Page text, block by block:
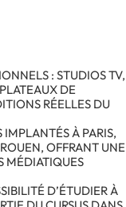
: STUDIOS TV,
DE
RÉELLES DU
À PARIS,
OFFRANT UNE
MÉDIATIQUES
D’ÉTUDIER À